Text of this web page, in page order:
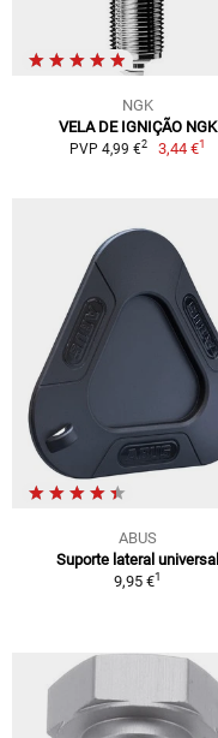
NGK
VELA DE IGNIÇÃO NGK
PVP 4,99 €2 3,44 €1
ABUS
Suporte lateral universal
9,95 €1